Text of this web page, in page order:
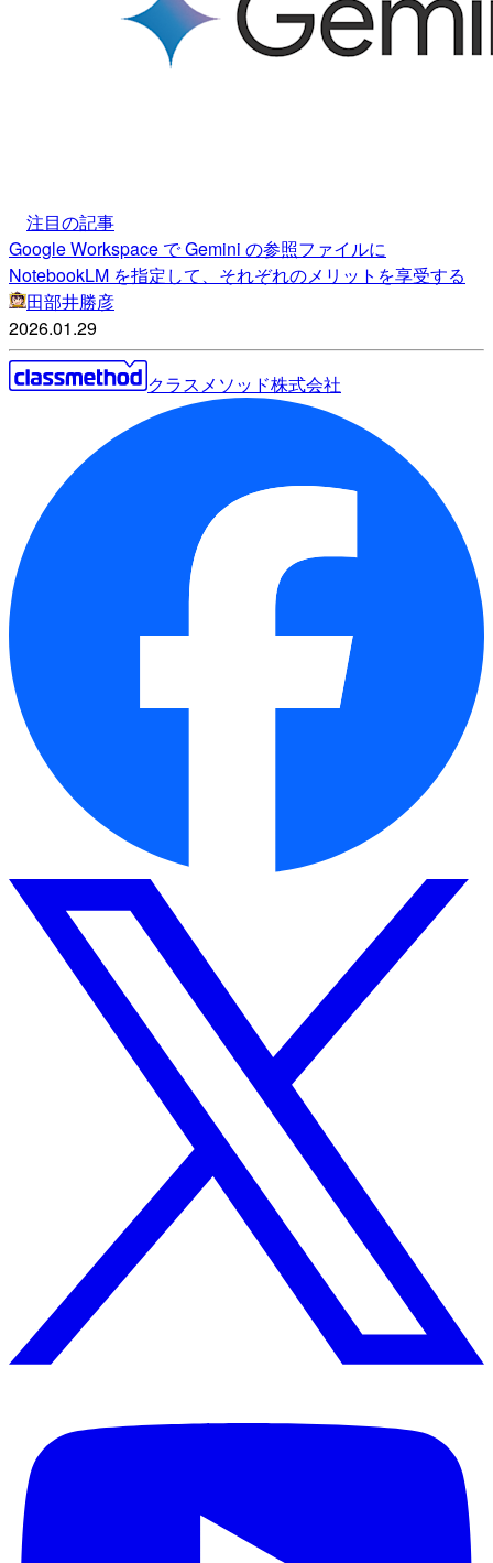
注目の記事
Google Workspace で Gemini の参照ファイルに
NotebookLM を指定して、それぞれのメリットを享受する
田部井勝彦
2026.01.29
クラスメソッド株式会社